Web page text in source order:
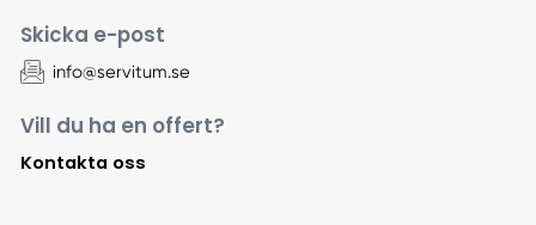
Skicka e-post
info@servitum.se
Vill du ha en offert?
Kontakta oss